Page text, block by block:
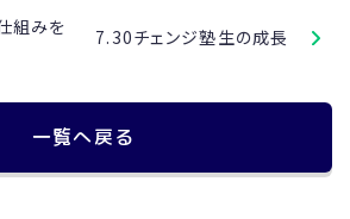
組みを
7.30チェンジ塾生の成長
一覧へ戻る